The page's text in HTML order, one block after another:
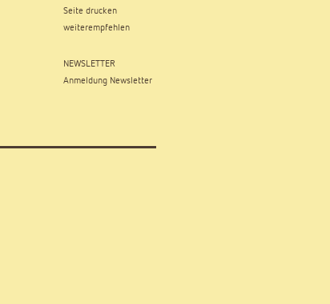
Seite drucken
weiterempfehlen
NEWSLETTER
Anmeldung Newsletter